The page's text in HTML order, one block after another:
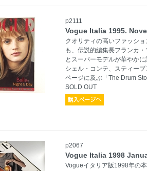
p2111
Vogue Italia 1995.
クオリティの高いファッシ
も、伝説的編集長フランカ
とスーパーモデルが華やか
シェル・コンテ、スティー
ページに及ぶ「The Drum
SOLD OUT
p2067
Vogue Italia 1998
Vogueイタリア版1998年の